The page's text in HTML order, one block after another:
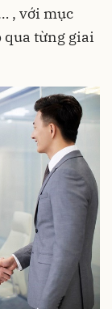
, với mục
từng giai